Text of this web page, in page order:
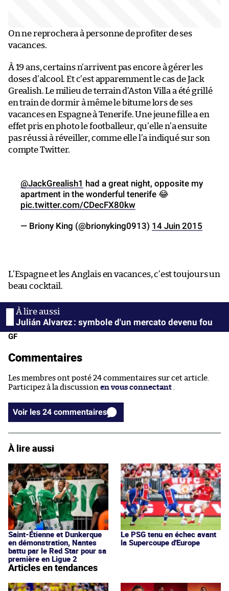
On ne reprochera à personne de profiter de ses
vacances.
À 19 ans, certains n’arrivent pas encore à gérer les
doses d’alcool. Et c’est apparemment le cas de Jack
Grealish. Le milieu de terrain d’Aston Villa a été grillé
en train de dormir à même le bitume lors de ses
vacances en Espagne à Tenerife. Une jeune fille a en
effet pris en photo le footballeur, qu’elle n’a ensuite
pas réussi à réveiller, comme elle l’a indiqué sur son
compte Twitter.
@JackGrealish1 had a great night, opposite my
apartment in the wonderful tenerife 😂
pic.twitter.com/CDecFX80kw
— Briony King (@brionyking0913) 14 Juin 2015
L’Espagne et les Anglais en vacances, c’est toujours un
beau cocktail.
Julián Alvarez : symbole d'un mercato devenu fou
GF
Commentaires
Les membres ont posté 24 commentaires sur cet article.
Participez à la discussion en vous connectant .
Voir les 24 commentaires
À lire aussi
Saint-Étienne et Dunkerque
en démonstration, Nantes
battu par le Red Star pour sa
première en Ligue 2
Le PSG tenu en échec avant
la Supercoupe d'Europe
Articles en tendances